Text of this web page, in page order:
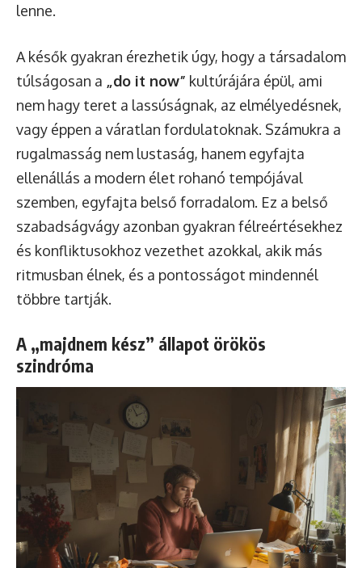
lenne.
A késők gyakran érezhetik úgy, hogy a társadalom
túlságosan a „do it now” kultúrájára épül, ami
nem hagy teret a lassúságnak, az elmélyedésnek,
vagy éppen a váratlan fordulatoknak. Számukra a
rugalmasság nem lustaság, hanem egyfajta
ellenállás a modern élet rohanó tempójával
szemben, egyfajta belső forradalom. Ez a belső
szabadságvágy azonban gyakran félreértésekhez
és konfliktusokhoz vezethet azokkal, akik más
ritmusban élnek, és a pontosságot mindennél
többre tartják.
A „majdnem kész” állapot örökös
szindróma